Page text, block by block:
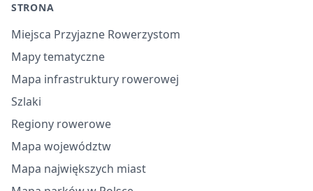
STRONA
Miejsca Przyjazne Rowerzystom
Mapy tematyczne
Mapa infrastruktury rowerowej
Szlaki
Regiony rowerowe
Mapa województw
Mapa największych miast